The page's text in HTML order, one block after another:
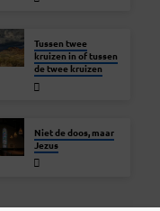
Tussen twee
kruizen in of tussen
de twee kruizen
Niet de doos, maar
Jezus